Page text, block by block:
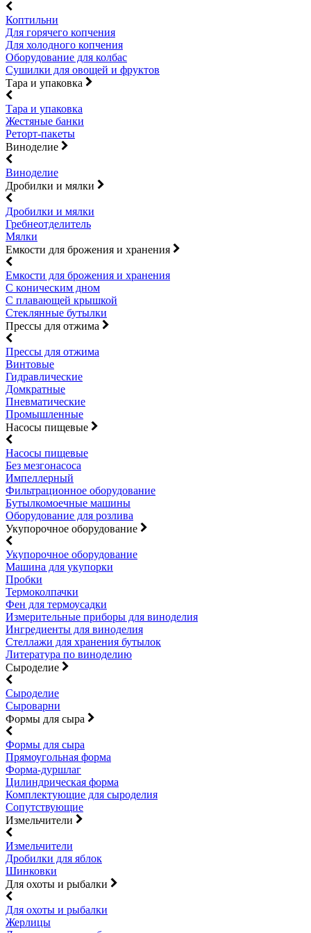
Коптильни
Для горячего копчения
Для холодного копчения
Оборудование для колбас
Сушилки для овощей и фруктов
Тара и упаковка
Тара и упаковка
Жестяные банки
Реторт-пакеты
Виноделие
Виноделие
Дробилки и мялки
Дробилки и мялки
Гребнеотделитель
Мялки
Емкости для брожения и хранения
Емкости для брожения и хранения
С коническим дном
С плавающей крышкой
Стеклянные бутылки
Прессы для отжима
Прессы для отжима
Винтовые
Гидравлические
Домкратные
Пневматические
Промышленные
Насосы пищевые
Насосы пищевые
Без мезгонасоса
Импеллерный
Фильтрационное оборудование
Бутылкомоечные машины
Оборудование для розлива
Укупорочное оборудование
Укупорочное оборудование
Машина для укупорки
Пробки
Термоколпачки
Фен для термоусадки
Измерительные приборы для виноделия
Ингредиенты для виноделия
Стеллажи для хранения бутылок
Литература по виноделию
Сыроделие
Сыроделие
Сыроварни
Формы для сыра
Формы для сыра
Прямоугольная форма
Форма-дуршлаг
Цилиндрическая форма
Комплектующие для сыроделия
Сопутствующие
Измельчители
Измельчители
Дробилки для яблок
Шинковки
Для охоты и рыбалки
Для охоты и рыбалки
Жерлицы